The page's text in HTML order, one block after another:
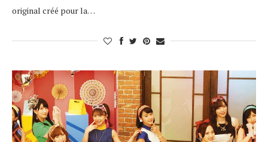
original créé pour la…